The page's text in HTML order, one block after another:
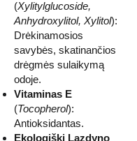
(Xylitylglucoside,
Anhydroxylitol, Xylitol):
Drėkinamosios
savybės, skatinančios
drėgmės sulaikymą
odoje.
Vitaminas E
(Tocopherol):
Antioksidantas.
Ekologiški Lazdyno